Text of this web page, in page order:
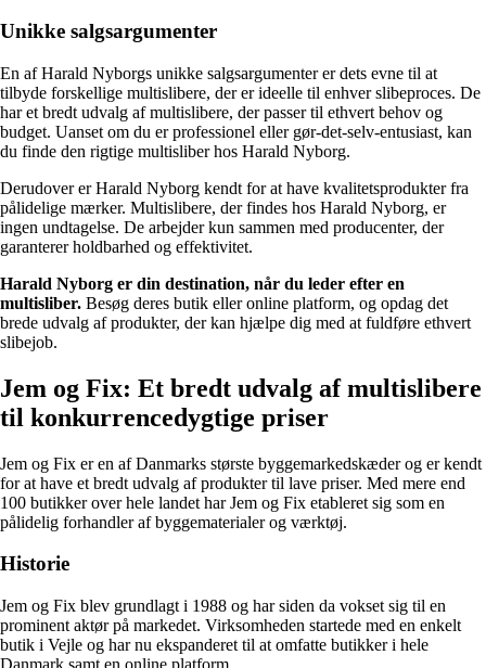
Unikke salgsargumenter
En af Harald Nyborgs unikke salgsargumenter er dets evne til at
tilbyde forskellige multislibere, der er ideelle til enhver slibeproces. De
har et bredt udvalg af multislibere, der passer til ethvert behov og
budget. Uanset om du er professionel eller gør-det-selv-entusiast, kan
du finde den rigtige multisliber hos Harald Nyborg.
Derudover er Harald Nyborg kendt for at have kvalitetsprodukter fra
pålidelige mærker. Multislibere, der findes hos Harald Nyborg, er
ingen undtagelse. De arbejder kun sammen med producenter, der
garanterer holdbarhed og effektivitet.
Harald Nyborg er din destination, når du leder efter en
multisliber. Besøg deres butik eller online platform, og opdag det
brede udvalg af produkter, der kan hjælpe dig med at fuldføre ethvert
slibejob.
Jem og Fix: Et bredt udvalg af multislibere
til konkurrencedygtige priser
Jem og Fix er en af Danmarks største byggemarkedskæder og er kendt
for at have et bredt udvalg af produkter til lave priser. Med mere end
100 butikker over hele landet har Jem og Fix etableret sig som en
pålidelig forhandler af byggematerialer og værktøj.
Historie
Jem og Fix blev grundlagt i 1988 og har siden da vokset sig til en
prominent aktør på markedet. Virksomheden startede med en enkelt
butik i Vejle og har nu ekspanderet til at omfatte butikker i hele